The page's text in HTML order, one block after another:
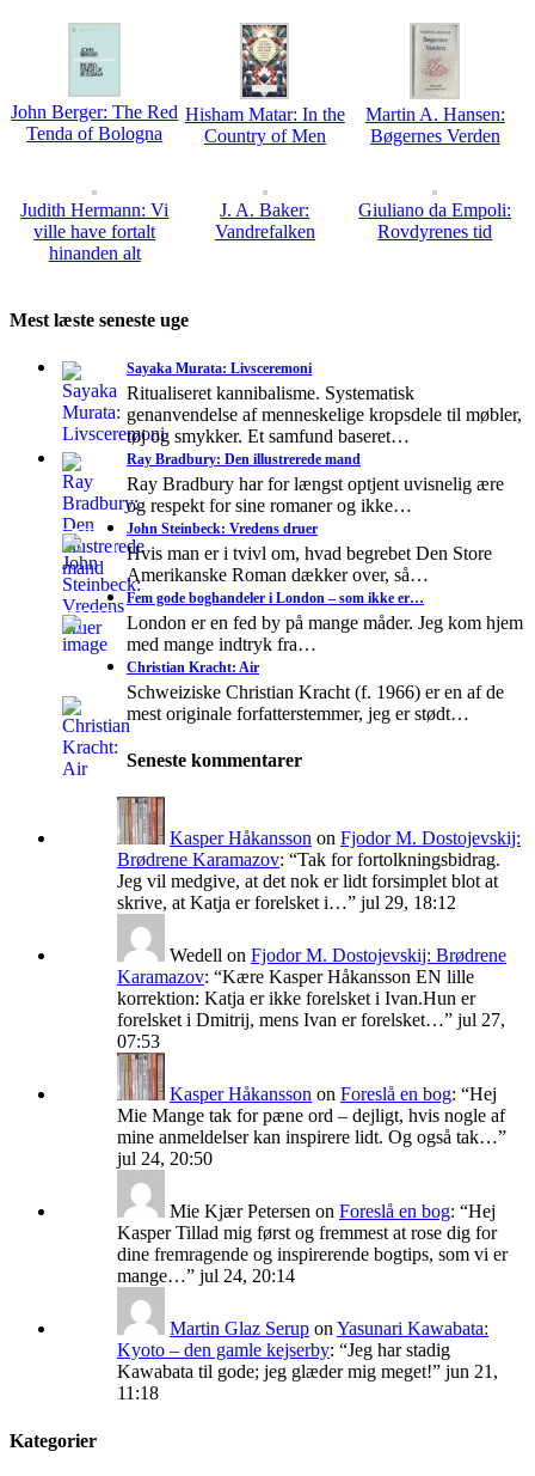
John Berger: The Red
Tenda of Bologna
Hisham Matar: In the
Country of Men
Martin A. Hansen:
Bøgernes Verden
Judith Hermann: Vi
ville have fortalt
hinanden alt
J. A. Baker:
Vandrefalken
Giuliano da Empoli:
Rovdyrenes tid
Mest læste seneste uge
Sayaka Murata: Livsceremoni
Ritualiseret kannibalisme. Systematisk
genanvendelse af menneskelige kropsdele til møbler,
tøj og smykker. Et samfund baseret…
Ray Bradbury: Den illustrerede mand
Ray Bradbury har for længst optjent uvisnelig ære
og respekt for sine romaner og ikke…
John Steinbeck: Vredens druer
Hvis man er i tvivl om, hvad begrebet Den Store
Amerikanske Roman dækker over, så…
Fem gode boghandeler i London – som ikke er…
London er en fed by på mange måder. Jeg kom hjem
med mange indtryk fra…
Christian Kracht: Air
Schweiziske Christian Kracht (f. 1966) er en af de
mest originale forfatterstemmer, jeg er stødt…
Seneste kommentarer
Kasper Håkansson on Fjodor M. Dostojevskij:
Brødrene Karamazov: “Tak for fortolkningsbidrag.
Jeg vil medgive, at det nok er lidt forsimplet blot at
skrive, at Katja er forelsket i…” jul 29, 18:12
Wedell on Fjodor M. Dostojevskij: Brødrene
Karamazov: “Kære Kasper Håkansson EN lille
korrektion: Katja er ikke forelsket i Ivan.Hun er
forelsket i Dmitrij, mens Ivan er forelsket…” jul 27,
07:53
Kasper Håkansson on Foreslå en bog: “Hej
Mie Mange tak for pæne ord – dejligt, hvis nogle af
mine anmeldelser kan inspirere lidt. Og også tak…”
jul 24, 20:50
Mie Kjær Petersen on Foreslå en bog: “Hej
Kasper Tillad mig først og fremmest at rose dig for
dine fremragende og inspirerende bogtips, som vi er
mange…” jul 24, 20:14
Martin Glaz Serup onYasunari Kawabata:
Kyoto – den gamle kejserby: “Jeg har stadig
Kawabata til gode; jeg glæder mig meget!” jun 21,
11:18
Kategorier